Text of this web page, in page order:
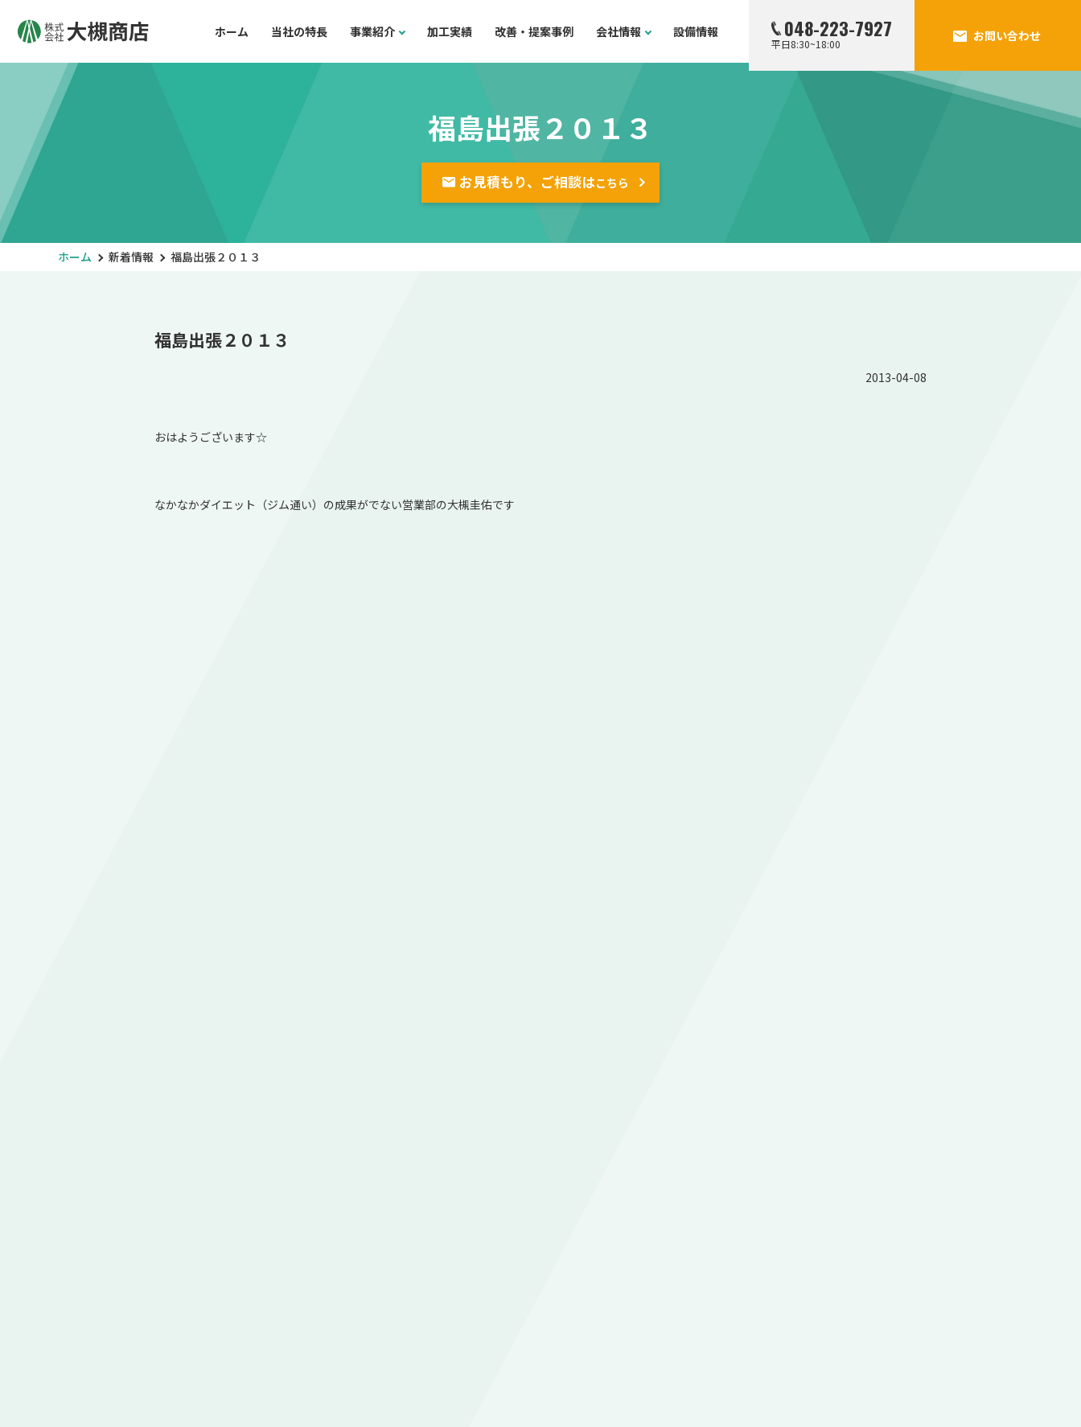
ホーム 当社の特長 事業紹介 加工実績 改善・提案事例 会社情報 設備情報 048-223-7927
平日8:30~18:00
お問い合わせ
福島出張２０１３
お見積もり、ご相談はこちら
ホーム 新着情報 福島出張２０１３
福島出張２０１３
2013-04-08
おはようございます☆
なかなかダイエット（ジム通い）の成果がでない営業部の大槻圭佑です